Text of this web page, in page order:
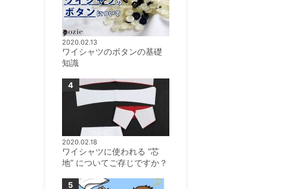
2020.02.13
ワイシャツのボタンの基礎
知識
2020.02.18
ワイシャツに使われる ”芯
地” についてご存じですか？